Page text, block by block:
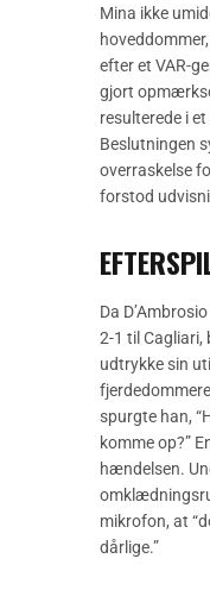
Mina ikke
efter et VAR-
gjort
resulterede i
Beslutningen
overraskelse
forstod
Da
2-1 til Cagliari,
udtrykke sin
spurgte han,
komme op?”
hændelsen.
mikrofon, at
dårlige.”